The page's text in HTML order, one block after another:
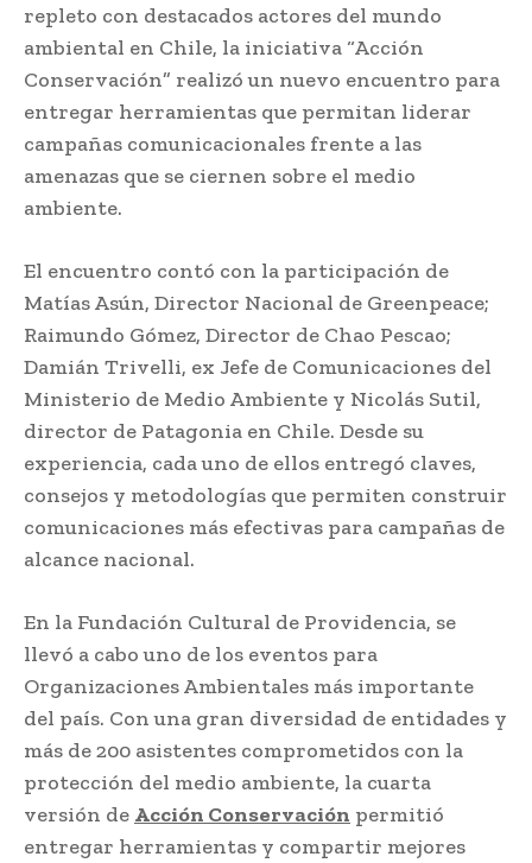
repleto con destacados actores del mundo
ambiental en Chile, la iniciativa “Acción
Conservación” realizó un nuevo encuentro para
entregar herramientas que permitan liderar
campañas comunicacionales frente a las
amenazas que se ciernen sobre el medio
ambiente.
El encuentro contó con la participación de
Matías Asún, Director Nacional de Greenpeace;
Raimundo Gómez, Director de Chao Pescao;
Damián Trivelli, ex Jefe de Comunicaciones del
Ministerio de Medio Ambiente y Nicolás Sutil,
director de Patagonia en Chile. Desde su
experiencia, cada uno de ellos entregó claves,
consejos y metodologías que permiten construir
comunicaciones más efectivas para campañas de
alcance nacional.
En la Fundación Cultural de Providencia, se
llevó a cabo uno de los eventos para
Organizaciones Ambientales más importante
del país. Con una gran diversidad de entidades y
más de 200 asistentes comprometidos con la
protección del medio ambiente, la cuarta
versión de Acción Conservación permitió
entregar herramientas y compartir mejores